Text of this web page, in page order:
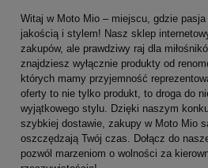
Witaj w Moto Mio – miejscu, gdzie
jakością i stylem! Nasz sklep
zakupów, ale prawdziwy raj dla
znajdziesz wyłącznie produkty od
których mamy przyjemność
oferty to nie tylko produkt, to droga do
wyjątkowego stylu. Dzięki naszym
szybkiej dostawie, zakupy w Moto Mio
oszczędzają Twój czas. Dołącz do
pozwól marzeniom o wolności za